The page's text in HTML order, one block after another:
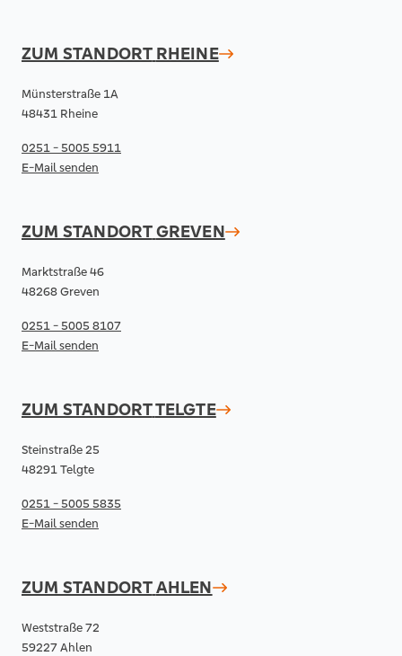
ZUM STANDORT RHEINE
Münsterstraße 1A
48431 Rheine
0251 - 5005 5911
E-Mail senden
ZUM STANDORTGREVEN
Marktstraße 46
48268 Greven
0251 - 5005 8107
E-Mail senden
ZUM STANDORTTELGTE
Steinstraße 25
48291 Telgte
0251 - 5005 5835
E-Mail senden
ZUM STANDORTAHLEN
Weststraße 72
59227 Ahlen